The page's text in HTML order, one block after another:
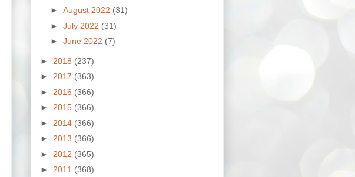
► August 2022 (31)
► July 2022 (31)
► June 2022 (7)
► 2018 (237)
► 2017 (363)
► 2016 (366)
► 2015 (366)
► 2014 (366)
► 2013 (366)
► 2012 (365)
► 2011 (368)